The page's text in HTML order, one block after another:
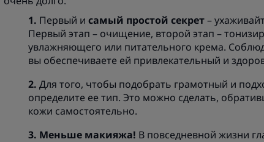
Первый и самый простой секрет–
Первый этап – очищение, второй этап –
увлажняющего или питательного крема.
вы обеспечиваете ей привлекательный и
Для того, чтобы подобрать грамотный и
определите ее тип. Это можно сделать,
кожи самостоятельно.
Меньше макияжа! В повседневной жизни